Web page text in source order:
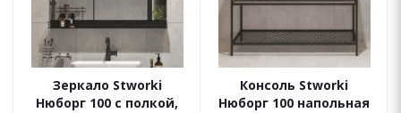
Зеркало Stworki
Нюборг 100 с полкой,
Консоль Stworki
Нюборг 100 напольная